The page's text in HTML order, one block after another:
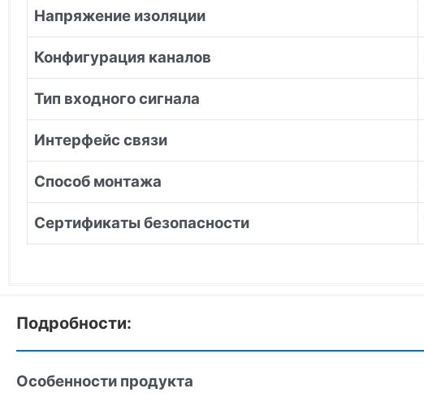
Напряжение изоляции
Конфигурация каналов
Тип входного сигнала
Интерфейс связи
Способ монтажа
Сертификаты безопасности
Подробности:
Особенности продукта